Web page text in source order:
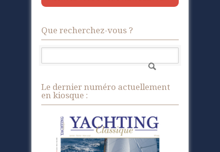
Que recherchez-vous ?
Le dernier numéro actuellement
en kiosque :